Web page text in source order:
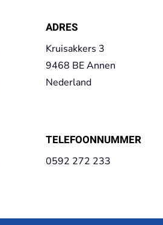
ADRES
Kruisakkers 3
9468 BE Annen
Nederland
TELEFOONNUMMER
0592 272 233